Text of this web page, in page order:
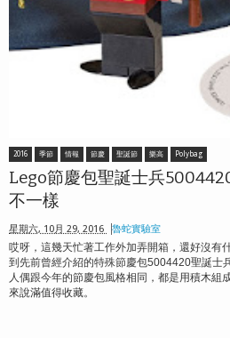
2016 季節 情報 節慶 聖誕節 樂高 Polybag
Lego節慶包聖誕士兵
不一樣
星期六, 10月 29, 2016 魯蛇實驗室
哎呀，這幾天忙著工作外加弄開箱，還好沒有
到先前曾經介紹的特殊節慶包5004420聖誕士
人偶跟今年的節慶包風格相同，都是用積木組
來說滿值得收藏。